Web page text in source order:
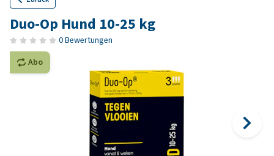
Duo-Op Hund 10-25 kg
0 Bewertungen
Abo